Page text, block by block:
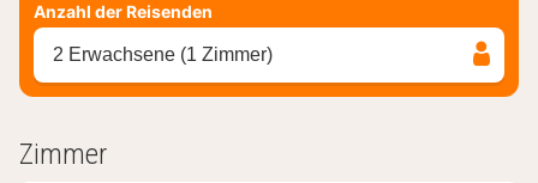
Anzahl der Reisenden
2 Erwachsene (1 Zimmer)
Zimmer